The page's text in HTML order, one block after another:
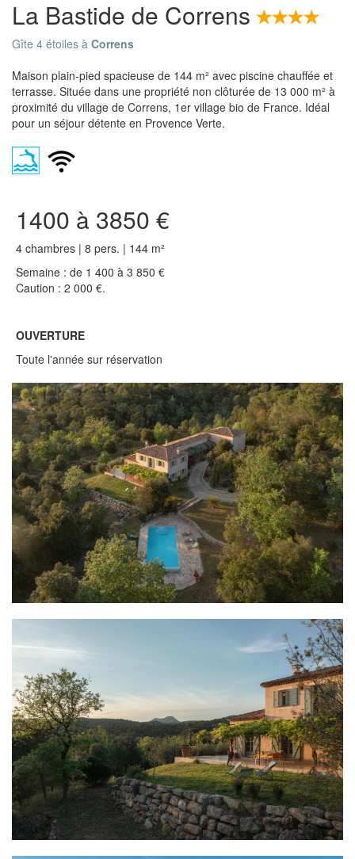
La Bastide de Correns
Gîte 4 étoiles à Correns
Maison plain-pied spacieuse de 144 m² avec piscine chauffée et
terrasse. Située dans une propriété non clôturée de 13 000 m² à
proximité du village de Correns, 1er village bio de France. Idéal
pour un séjour détente en Provence Verte.
1400 à 3850 €
4 chambres | 8 pers. | 144 m²
Semaine : de 1 400 à 3 850 €
Caution : 2 000 €.
OUVERTURE
Toute l'année sur réservation